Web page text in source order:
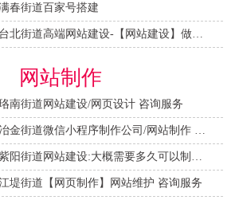
春街道百家号搭建
网站制作
南街道网站建设/网页设计 咨询服务
堤街道【网页制作】网站维护 咨询服务